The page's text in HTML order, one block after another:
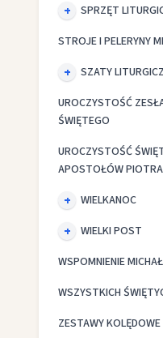
SPRZĘT
STROJE I PELERYNY
SZATY
UROCZYSTOŚĆ
ŚWIĘTEGO
UROCZYSTOŚĆ
APOSTOŁÓW
WIELKANOC
WIELKI POST
WSPOMNIENIE
WSZYSTKICH
ZESTAWY KOLĘDOWE